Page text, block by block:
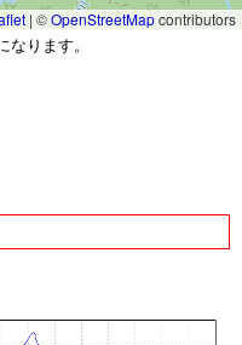
| ©OpenStreetMapcontributors
ります。